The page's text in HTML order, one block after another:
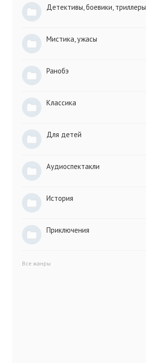
Детективы, боевики, триллеры
Мистика, ужасы
Ранобэ
Классика
Для детей
Аудиоспектакли
История
Приключения
Все жанры